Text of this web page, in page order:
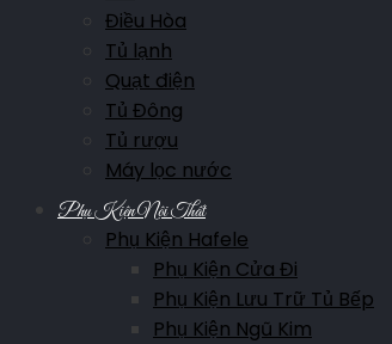
Điều Hòa
Tủ lạnh
Quạt điện
Tủ Đông
Tủ rượu
Máy lọc nước
Phụ Kiện Nội Thất
Phụ Kiện Hafele
Phụ Kiện Cửa Đi
Phụ Kiện Lưu Trữ Tủ Bếp
Phụ Kiện Ngũ Kim